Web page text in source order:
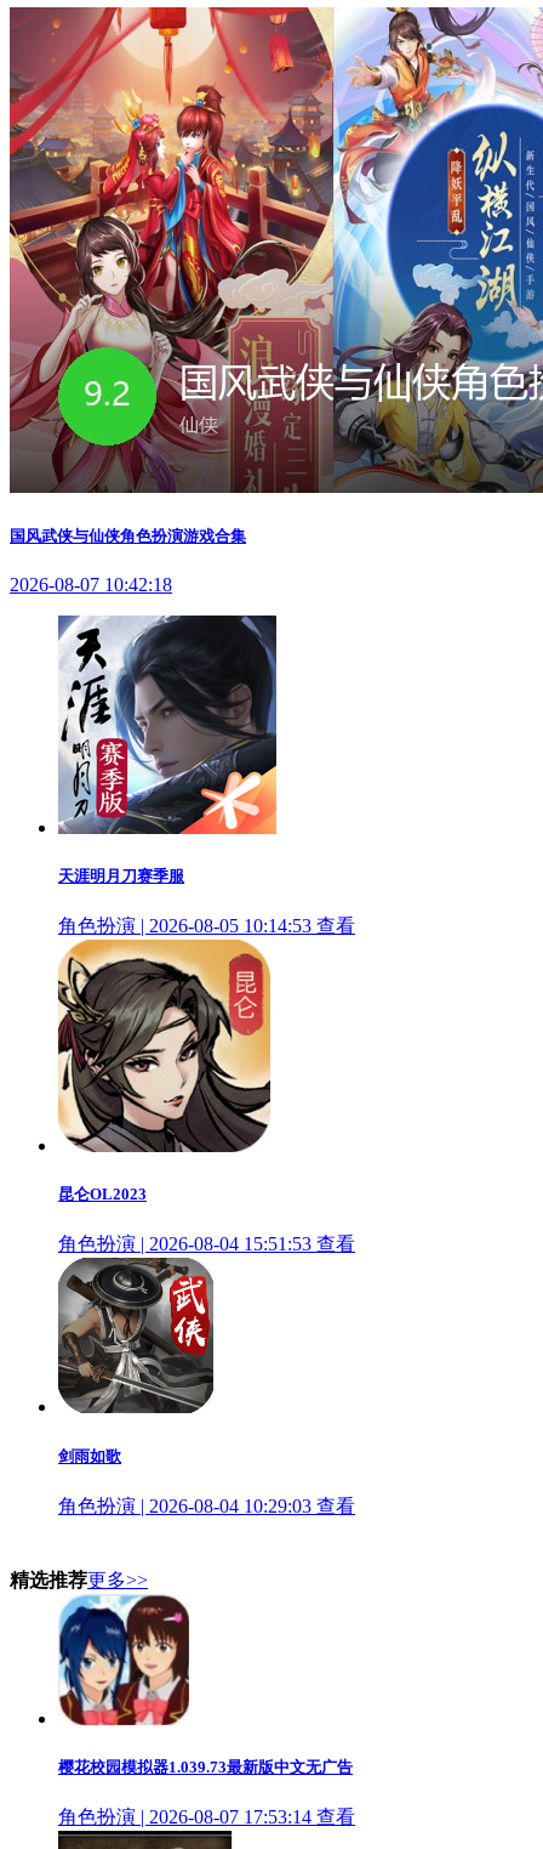
国风武侠与仙侠角色扮演游戏合集
2026-08-07 10:42:18
天涯明月刀赛季服
角色扮演 | 2026-08-05 10:14:53 查看
昆仑OL2023
角色扮演 | 2026-08-04 15:51:53 查看
剑雨如歌
角色扮演 | 2026-08-04 10:29:03 查看
精选推荐更多>>
樱花校园模拟器1.039.73最新版中文无广告
角色扮演 | 2026-08-07 17:53:14 查看